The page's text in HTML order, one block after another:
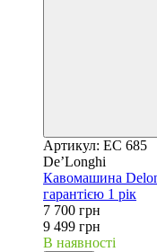
Артикул: EC 685
De’Longhi
Кавомашина
гарантією 1 рік
7 700 грн
9 499 грн
В наявності